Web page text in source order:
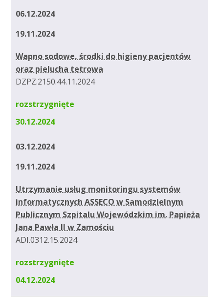
06.12.2024
19.11.2024
Wapno sodowe, środki do higieny pacjentów
oraz pielucha tetrowa
DZPZ.2150.44.11.2024
rozstrzygnięte
30.12.2024
03.12.2024
19.11.2024
Utrzymanie usług monitoringu systemów
informatycznych ASSECO w Samodzielnym
Publicznym Szpitalu Wojewódzkim im. Papieża
Jana Pawła II w Zamościu
ADI.0312.15.2024
rozstrzygnięte
04.12.2024